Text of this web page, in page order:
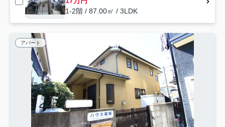
1-2階 / 87.00㎡ / 3LDK
アパート